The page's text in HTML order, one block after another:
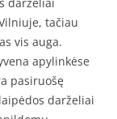
tačiau
vis auga.
apylinkėse
pasiruošę
darželiai